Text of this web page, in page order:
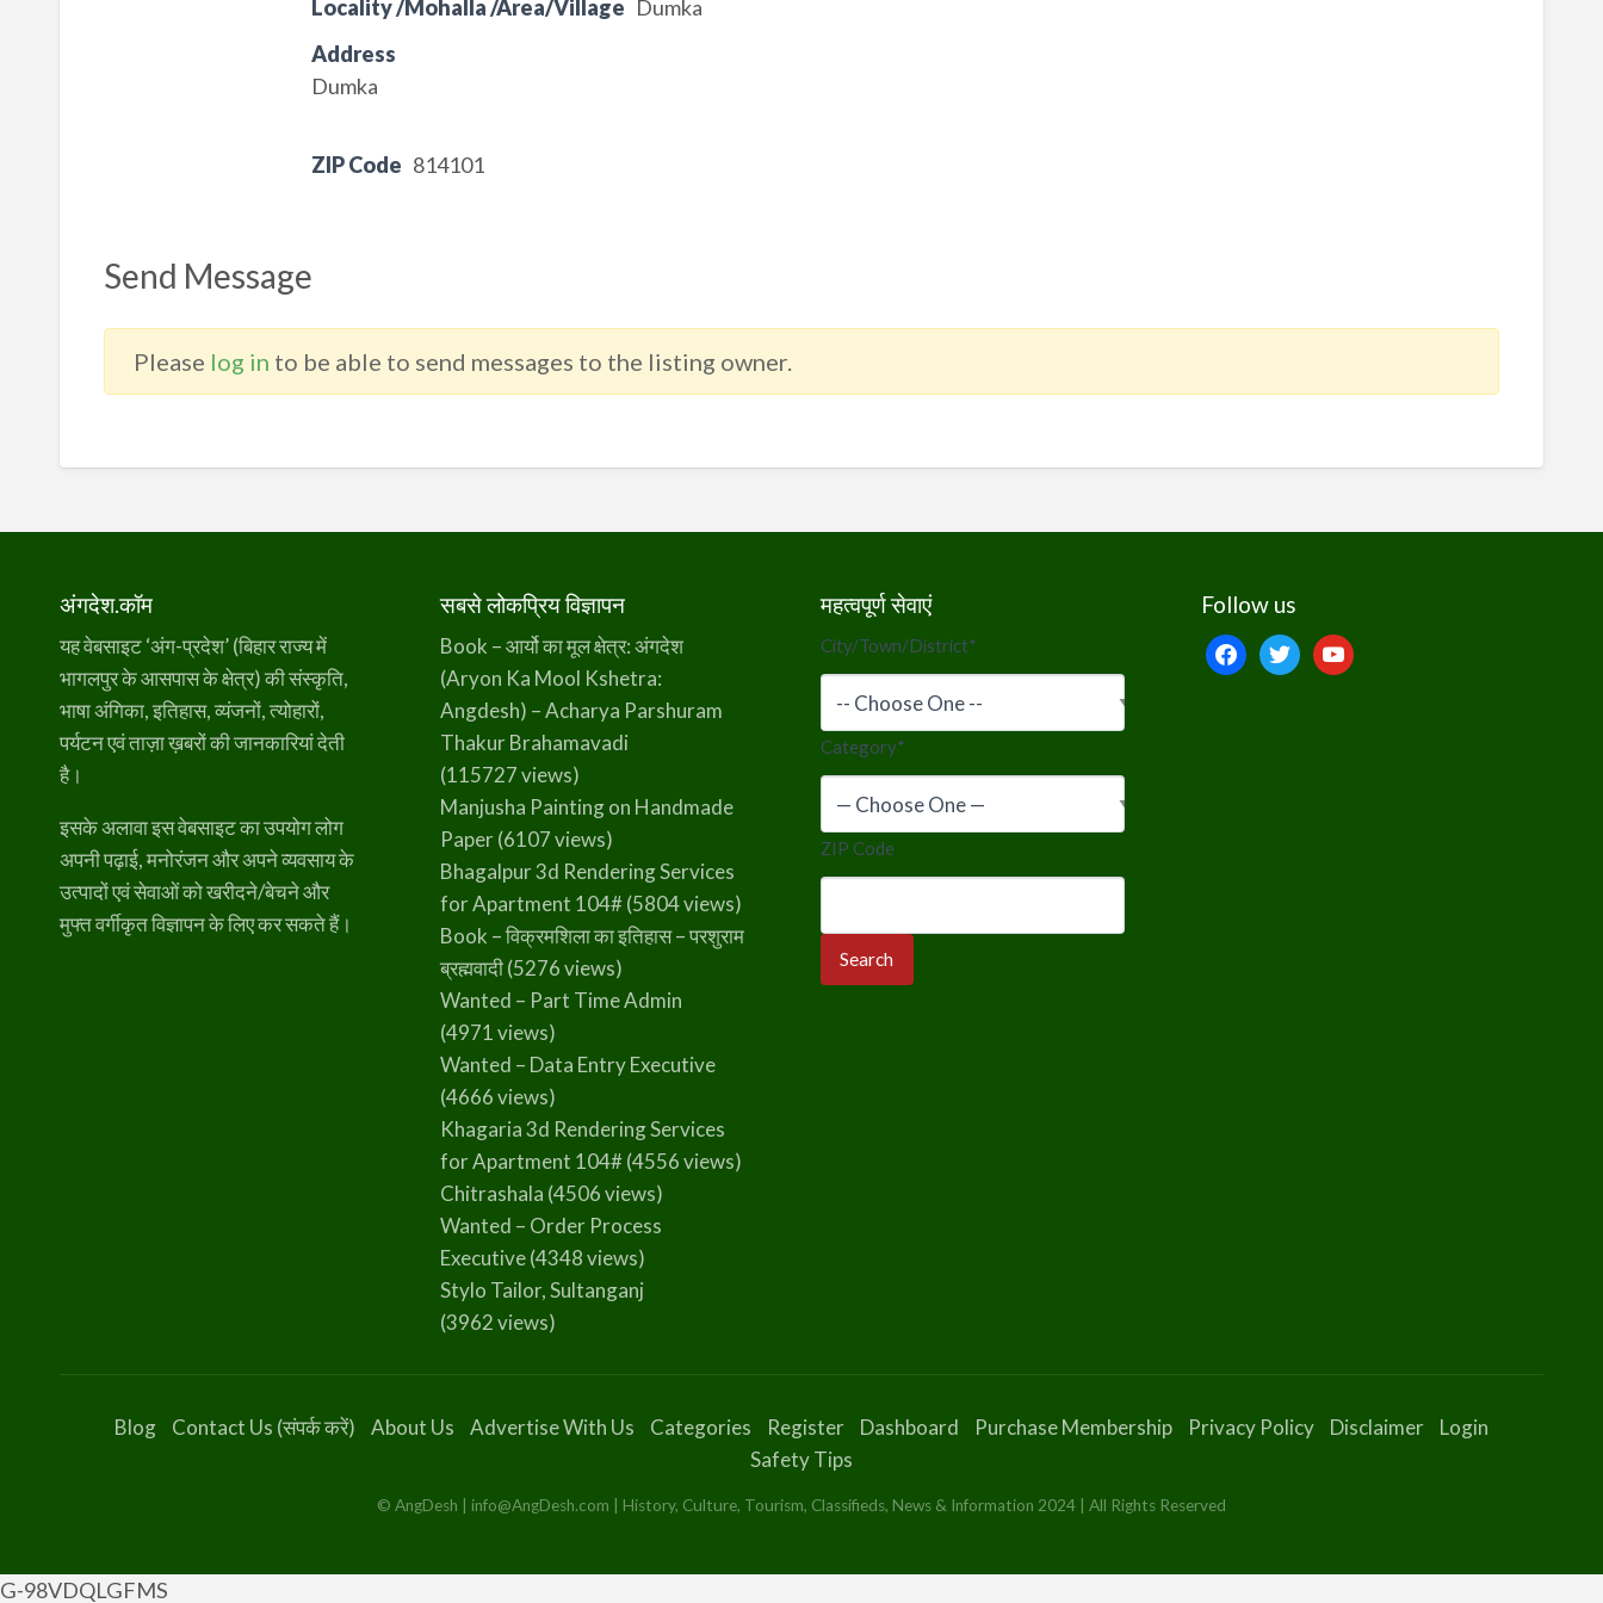
Locality /Mohalla /Area/Village Dumka
Address
Dumka
ZIP Code 814101
Send Message
Please log in to be able to send messages to the listing owner.
अंगदेश.कॉम
यह वेबसाइट ‘अंग-प्रदेश’ (बिहार राज्य में
भागलपुर के आसपास के क्षेत्र) की संस्कृति,
भाषा अंगिका, इतिहास, व्यंजनों, त्योहारों,
पर्यटन एवं ताज़ा ख़बरों की जानकारियां देती
है।
इसके अलावा इस वेबसाइट का उपयोग लोग
अपनी पढ़ाई, मनोरंजन और अपने व्यवसाय के
उत्पादों एवं सेवाओं को खरीदने/बेचने और
मुफ्त वर्गीकृत विज्ञापन के लिए कर सकते हैं।
सबसे लोकप्रिय विज्ञापन
Book – आर्यो का मूल क्षेत्र: अंगदेश
(Aryon Ka Mool Kshetra:
Angdesh) – Acharya Parshuram
Thakur Brahamavadi
(115727 views)
Manjusha Painting on Handmade
Paper(6107 views)
Bhagalpur 3d Rendering Services
for Apartment 104#(5804 views)
Book – विक्रमशिला का इतिहास – परशुराम
ब्रह्मवादी(5276 views)
Wanted – Part Time Admin
(4971 views)
Wanted – Data Entry Executive
(4666 views)
Khagaria 3d Rendering Services
for Apartment 104#(4556 views)
Chitrashala (4506 views)
Wanted – Order Process
Executive(4348 views)
Stylo Tailor, Sultanganj
(3962 views)
महत्वपूर्ण सेवाएं
City/Town/District*
Category*
ZIP Code
Follow us
facebooktwitteryoutube
Blog Contact Us (संपर्क करें) About Us Advertise With Us Categories Register Dashboard Purchase Membership Privacy Policy Disclaimer
Login
Safety Tips
© AngDesh | info@AngDesh.com | History, Culture, Tourism, Classifieds, News & Information 2024 | All Rights Reserved
G-98VDQLGFMS